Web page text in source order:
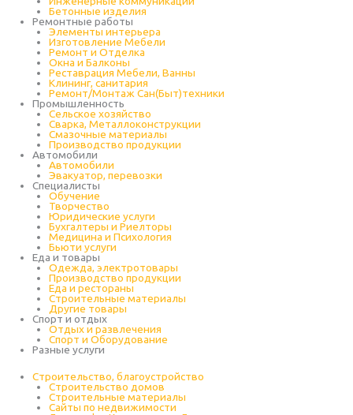
Бетонные изделия
Ремонтные работы
Элементы интерьера
Изготовление Мебели
Ремонт и Отделка
Окна и Балконы
Реставрация Мебели, Ванны
Клининг, санитария
Ремонт/Монтаж Сан(Быт)техники
Промышленность
Cельское хозяйство
Сварка, Металлоконструкции
Cмазочные материалы
Производство продукции
Автомобили
Автомобили
Эвакуатор, перевозки
Специалисты
Обучение
Творчество
Юридические услуги
Бухгалтеры и Риелторы
Медицина и Психология
Бьюти услуги
Еда и товары
Одежда, электротовары
Производство продукции
Еда и рестораны
Строительные материалы
Другие товары
Спорт и отдых
Отдых и развлечения
Спорт и Оборудование
Разные услуги
Строительство, благоустройство
Строительство домов
Строительные материалы
Сайты по недвижимости